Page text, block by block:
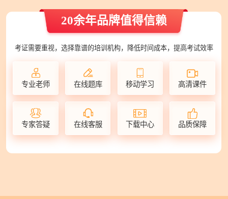
20余年品牌值得信赖
考证需要重视，选择靠谱的培训机构，降低时间成本，提高考试效率
专业老师 在线题库 移动学习 高清课件
专家答疑 在线客服 下载中心 品质保障